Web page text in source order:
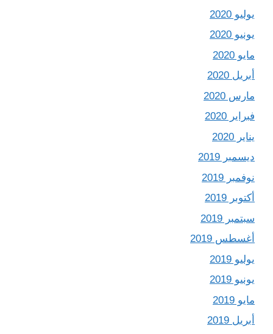
يوليو 2020
يونيو 2020
مايو 2020
أبريل 2020
مارس 2020
فبراير 2020
يناير 2020
ديسمبر 2019
نوفمبر 2019
أكتوبر 2019
سبتمبر 2019
أغسطس 2019
يوليو 2019
يونيو 2019
مايو 2019
أبريل 2019